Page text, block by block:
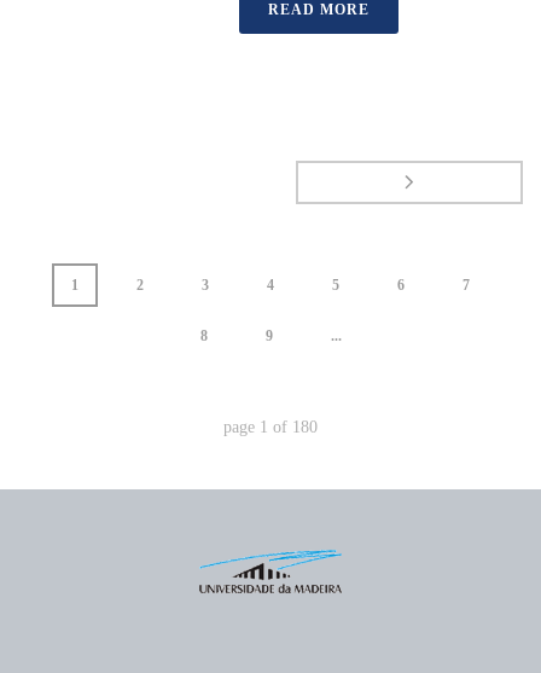
READ MORE
1 2 3 4 5 6 7
8 9 ...
page 1 of 180